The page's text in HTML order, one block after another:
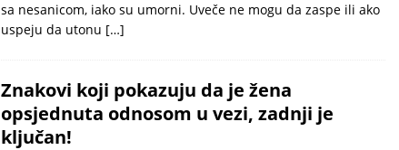
HEALTH
sa nesanicom, iako su umorni. Uveče ne mogu da zaspe ili ako
uspeju da utonu […]
Znakovi koji pokazuju da je žena
opsjednuta odnosom u vezi, zadnji je
ključan!